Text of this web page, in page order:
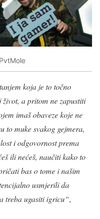
koja je to točno
a pritom ne zapustiti
imaš obaveze koje ne
to muke svakog gejmera,
i odgovornost prema
ili nećeš, naučiti kako to
bas o tome i našim
usmjerili da
treba ugasiti igricu“,